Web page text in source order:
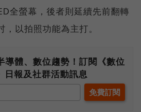
全螢幕，後者則延續先前翻轉
以拍照功能為主打。
導體、數位趨勢！訂閱《數位
日報及社群活動訊息